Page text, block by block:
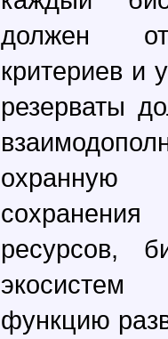
должен
критериев и
резерваты
ресурсов,
функцию